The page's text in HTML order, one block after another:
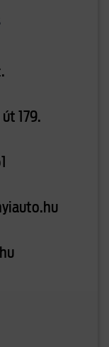
út 179.